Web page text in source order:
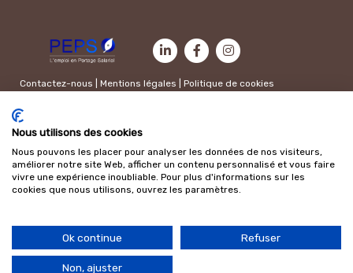
Contactez-nous |Mentions légales |Politique de cookies
Nous utilisons des cookies
Nous pouvons les placer pour analyser les données de nos visiteurs,
améliorer notre site Web, afficher un contenu personnalisé et vous faire
vivre une expérience inoubliable. Pour plus d'informations sur les
cookies que nous utilisons, ouvrez les paramètres.
Ok continue Refuser
Non, ajuster